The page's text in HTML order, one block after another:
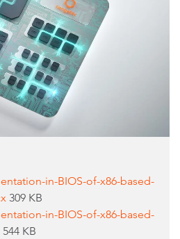
in-BIOS-of-x86-based-
309 KB
in-BIOS-of-x86-based-
544 KB